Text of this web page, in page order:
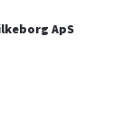
ApS